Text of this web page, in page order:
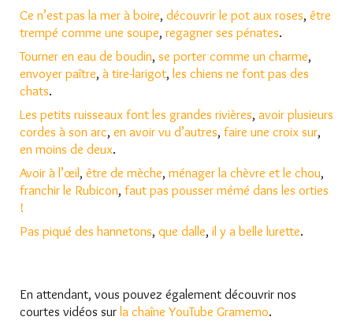
Ce n’est pas la mer à boire, découvrir le pot aux roses, être
trempé comme une soupe, regagner ses pénates.
Tourner en eau de boudin, se porter comme un charme,
envoyer paître, à tire-larigot, les chiens ne font pas des
chats.
Les petits ruisseaux font les grandes rivières, avoir plusieurs
cordes à son arc, en avoir vu d’autres, faire une croix sur,
en moins de deux.
Avoir à l’œil, être de mèche, ménager la chèvre et le chou,
franchir le Rubicon, faut pas pousser mémé dans les orties
!
Pas piqué des hannetons, que dalle, il y a belle lurette.
En attendant, vous pouvez également découvrir nos
courtes vidéos sur la chaîne YouTube Gramemo.